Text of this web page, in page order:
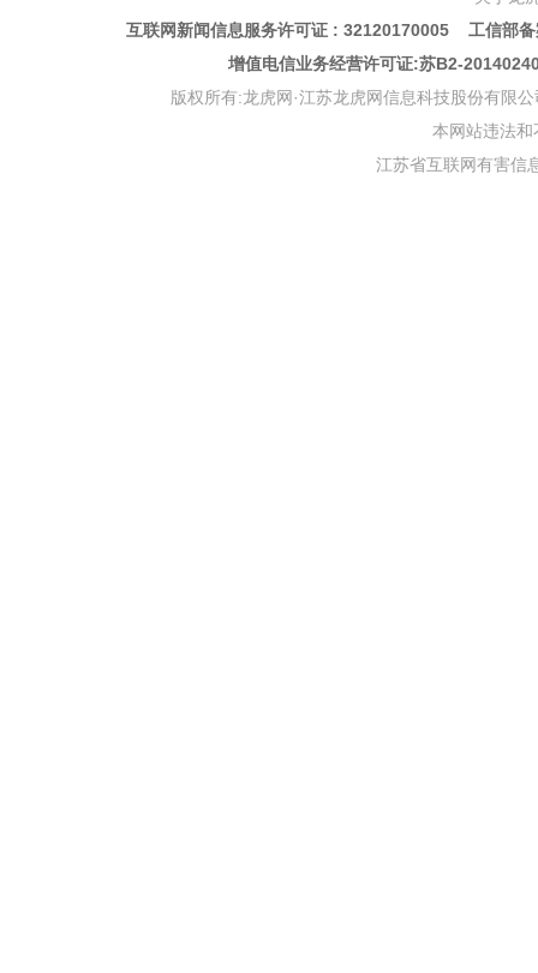
互联网新闻信息服务许可证 : 32120170005 工信部
增值电信业务经营许可证:苏B2-
版权所有:龙虎网·江苏龙虎网信息科技股份有限
本网站违法
江苏省互联网有害